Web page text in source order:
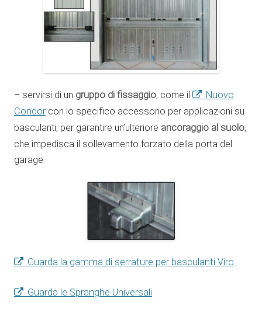
– servirsi di un gruppo di fissaggio, come il
Nuovo
Condor con lo specifico accessorio per applicazioni su
basculanti, per garantire un’ulteriore ancoraggio al suolo,
che impedisca il sollevamento forzato della porta del
garage.
Guarda la gamma di serrature per basculanti Viro
Guarda le Spranghe Universali